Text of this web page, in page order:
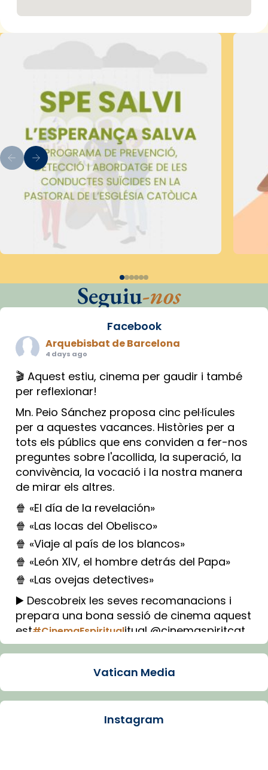
Seguiu-nos
Facebook
Arquebisbat de Barcelona
4 days ago
🎬 Aquest estiu, cinema per gaudir i també
per reflexionar!
Mn. Peio Sánchez proposa cinc pel·lícules
per a aquestes vacances. Històries per a
tots els públics que ens conviden a fer-nos
preguntes sobre l'acollida, la superació, la
convivència, la vocació i la nostra manera
de mirar els altres.
🍿 «El día de la revelación»
🍿 «Las locas del Obelisco»
🍿 «Viaje al país de los blancos»
🍿 «León XIV, el hombre detrás del Papa»
🍿 «Las ovejas detectives»
▶️ Descobreix les seves recomanacions i
prepara una bona sessió de cinema aquest
est#CinemaEspiritualitual @cinemaspiritcat
Imatge: Generada amb IA (OpenAI)
Arquebisbat de Barcelona
Vatican Media
Instagram